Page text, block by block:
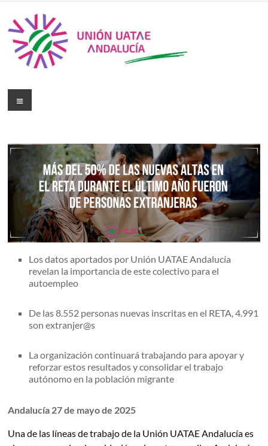
Los datos aportados por Unión UATAE Andalucía
revelan la importancia de este colectivo para el
autoempleo
De las 8.552 personas nuevas inscritas en el RETA, 4.991
son extranjer@s
La organización continuará trabajando para apoyar y
reforzar estos resultados y consolidar el trabajo
autónomo en la población migrante
Andalucía 27 de mayo de 2025
Una de las líneas de trabajo de la Unión UATAE Andalucía es